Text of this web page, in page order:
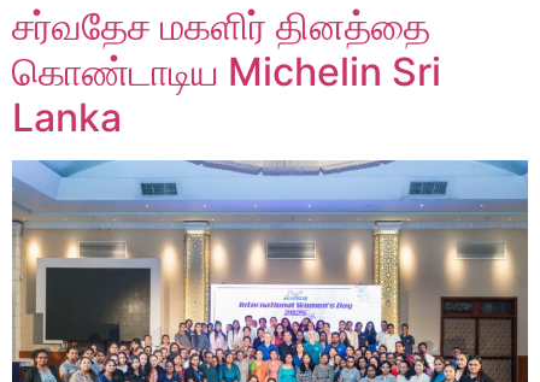
சர்வதேச மகளிர் தினத்தை
கொண்டாடிய Michelin Sri
Lanka